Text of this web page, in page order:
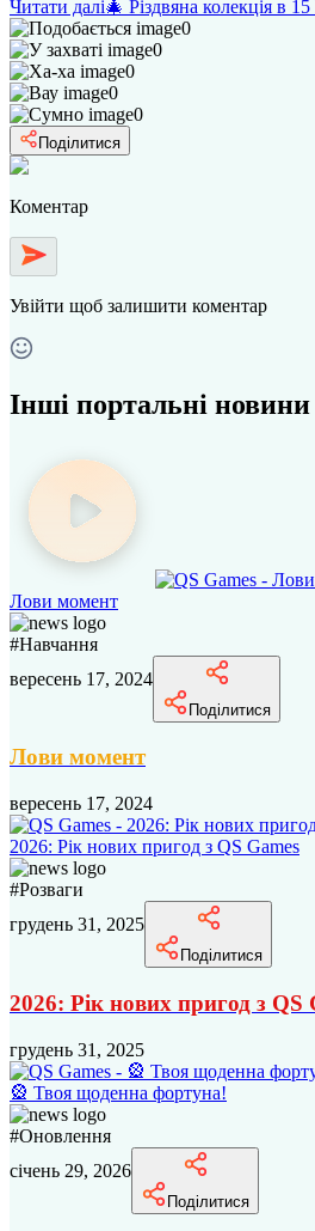
Читати далі🎄 Різдвяна колекція в
0
0
0
0
0
Поділитися
Коментар
Увійти щоб залишити коментар
Інші портальні новини
Лови момент
#Навчання
вересень 17, 2024
Поділитися
Лови момент
вересень 17, 2024
2026: Рік нових пригод з QS Games
#Розваги
грудень 31, 2025
Поділитися
2026: Рік нових пригод з QS
грудень 31, 2025
🎡 Твоя щоденна фортуна!
#Оновлення
січень 29, 2026
Поділитися